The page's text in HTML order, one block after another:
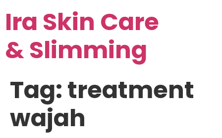
Ira Skin Care
& Slimming
Tag:treatment
wajah